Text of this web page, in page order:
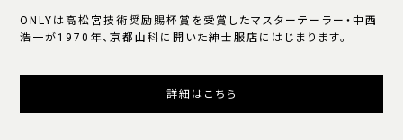
ONLYは高松宮技術奨励賜杯賞を受賞したマスターテーラー・中西
浩一が1970年、京都山科に開いた紳士服店にはじまります。
詳細はこちら